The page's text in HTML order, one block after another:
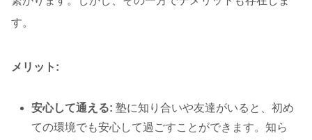
す。
メリット:
安心して通える: 塾に知り合いや友達がいると、初め
ての環境でも安心して過ごすことができます。知ら